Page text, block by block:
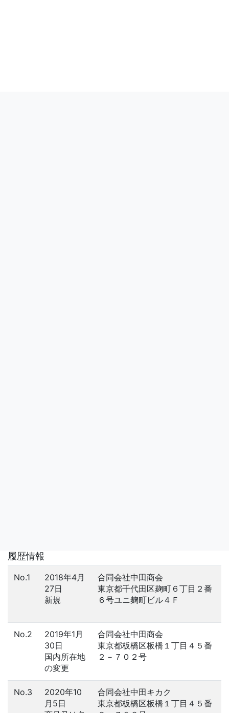
履歴情報
No.1
2018年4月
27日
新規
合同会社中田商会
東京都千代田区麹町６丁目２番
６号ユニ麹町ビル４Ｆ
No.2
2019年1月
30日
国内所在地
の変更
合同会社中田商会
東京都板橋区板橋１丁目４５番
２－７０２号
No.3
2020年10
月5日
合同会社中田キカク
東京都板橋区板橋１丁目４５番